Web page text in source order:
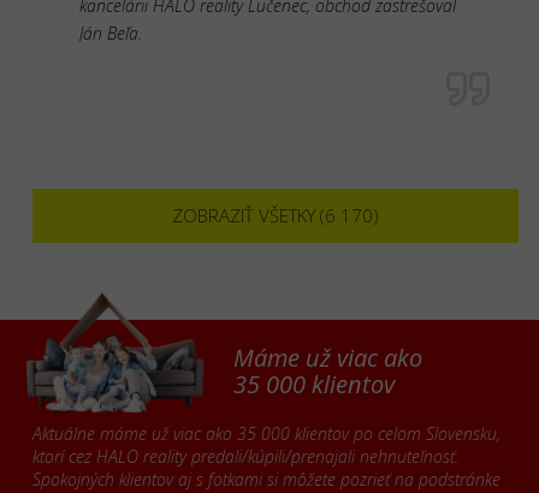
kancelárii HALO reality Lučenec, obchod zastrešoval
Ján Beľa.
ZOBRAZIŤ VŠETKY (6 170)
Máme už viac ako
35 000 klientov
Aktuálne máme už viac ako 35 000 klientov po celom Slovensku,
ktorí cez HALO reality predali/kúpili/prenajali nehnuteľnosť.
Spokojných klientov aj s fotkami si môžete pozrieť na podstránke